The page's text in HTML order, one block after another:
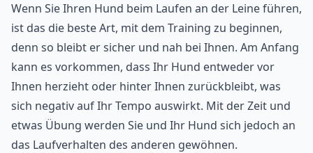
Wenn Sie Ihren Hund beim Laufen an der Leine führen,
ist das die beste Art, mit dem Training zu beginnen,
denn so bleibt er sicher und nah bei Ihnen. Am Anfang
kann es vorkommen, dass Ihr Hund entweder vor
Ihnen herzieht oder hinter Ihnen zurückbleibt, was
sich negativ auf Ihr Tempo auswirkt. Mit der Zeit und
etwas Übung werden Sie und Ihr Hund sich jedoch an
das Laufverhalten des anderen gewöhnen.